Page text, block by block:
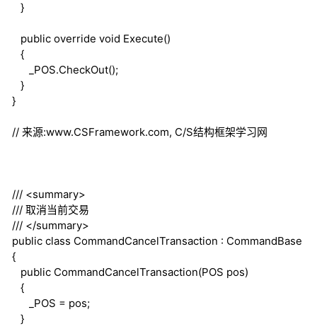
}
public override void Execute()
{
_POS.CheckOut();
}
}
// 来源:www.CSFramework.com, C/S结构框架学习网
/// <summary>
/// 取消当前交易
/// </summary>
public class CommandCancelTransaction : CommandBase
{
public CommandCancelTransaction(POS pos)
{
_POS = pos;
}